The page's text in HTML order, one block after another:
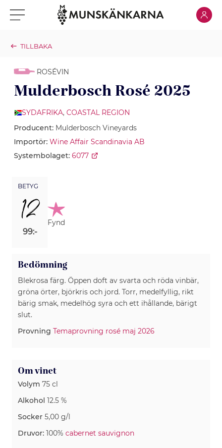
Klicka för meny Klicka
TILLBAKA
ROSÉVIN
Mulderbosch Rosé 2025
SYDAFRIKA, COASTAL REGION
Producent: Mulderbosch Vineyards
Importör: Wine Affair Scandinavia AB
Systembolaget: 6077
BETYG
12
99:-
Fynd
Bedömning
Blekrosa färg. Öppen doft av svarta och röda vinbär,
gröna örter, björkris och jord. Torr, medelfyllig, rikt
bärig smak, medelhög syra och ett ihållande, bärigt
slut.
Provning Temaprovning rosé maj 2026
Om vinet
Volym 75 cl
Alkohol 12.5 %
Socker 5,00 g/l
Druvor: 100% cabernet sauvignon